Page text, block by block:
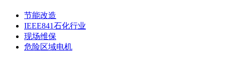
节能改造
IEEE841石化行业
现场维保
危险区域电机